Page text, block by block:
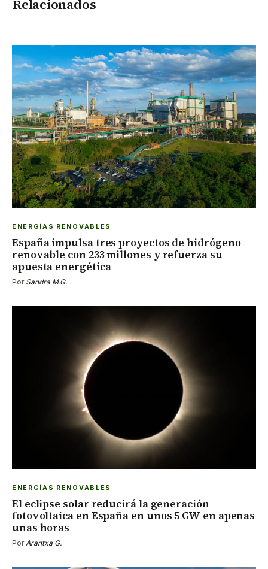
Relacionados
ENERGÍAS RENOVABLES
España impulsa tres proyectos de hidrógeno
renovable con 233 millones y refuerza su
apuesta energética
Por Sandra M.G.
ENERGÍAS RENOVABLES
El eclipse solar reducirá la generación
fotovoltaica en España en unos 5 GW en apenas
unas horas
PorArantxa G.